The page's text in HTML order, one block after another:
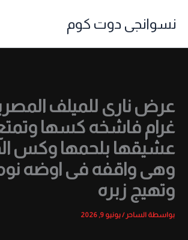
نسوانجى دوت كوم
عرض نارى للميلف
غرام فاشخه كسها
عشيقها بلحمها وكس
وهى واقفه فى اوضه
وتهيج زبره
بواسطة الساحر/يونيو 9, 2026